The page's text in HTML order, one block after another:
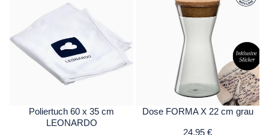
Poliertuch 60 x 35 cm
LEONARDO
Dose FORMA X 22 cm grau
24,95 €